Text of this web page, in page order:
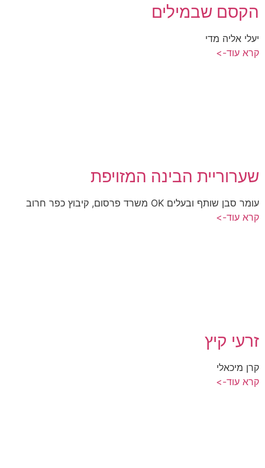
הקסם שבמילים
יעלי אליה מדי
קרא עוד->
שערוריית הבינה המזויפת
עומר סבן שותף ובעלים OK משרד פרסום, קיבוץ כפר חרוב
קרא עוד->
זרעי קיץ
קרן מיכאלי
קרא עוד->